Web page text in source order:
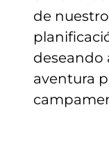
de
deseando
aventura